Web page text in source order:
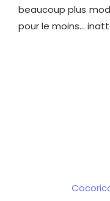
beaucoup plus
pour le moins…